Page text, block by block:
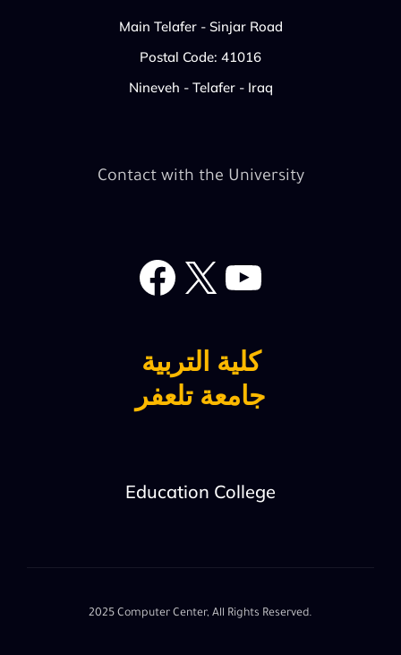
Main Telafer - Sinjar Road
Postal Code: 41016
Nineveh - Telafer - Iraq
Contact with the University
Facebook
X
كلية التربية
جامعة تلعفر
Education College
2025 Computer Center, All Rights Reserved.